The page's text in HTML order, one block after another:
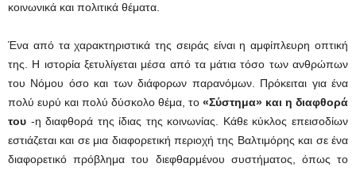
κοινωνικά και πολιτικά θέματα.
Ένα από τα χαρακτηριστικά της σειράς είναι η αμφίπλευρη οπτική
της. Η ιστορία ξετυλίγεται μέσα από τα μάτια τόσο των ανθρώπων
του Νόμου όσο και των διάφορων παρανόμων. Πρόκειται για ένα
πολύ ευρύ και πολύ δύσκολο θέμα, το «Σύστημα» και η διαφθορά
του -η διαφθορά της ίδιας της κοινωνίας. Κάθε κύκλος επεισοδίων
εστιάζεται και σε μια διαφορετική περιοχή της Βαλτιμόρης και σε ένα
διαφορετικό πρόβλημα του διεφθαρμένου συστήματος, όπως το